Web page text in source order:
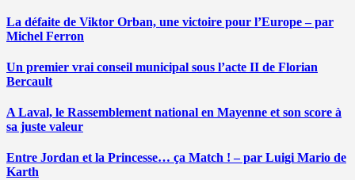
La défaite de Viktor Orban, une victoire pour l’Europe – par
Michel Ferron
Un premier vrai conseil municipal sous l’acte II de Florian
Bercault
A Laval, le Rassemblement national en Mayenne et son score à
sa juste valeur
Entre Jordan et la Princesse… ça Match ! – par Luigi Mario de
Karth